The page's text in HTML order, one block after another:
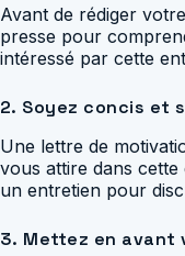
Avant de rédiger
presse pour
intéressé par cette
2. Soyez concis et
Une lettre de
vous attire dans
un entretien pour
3. Mettez en avant